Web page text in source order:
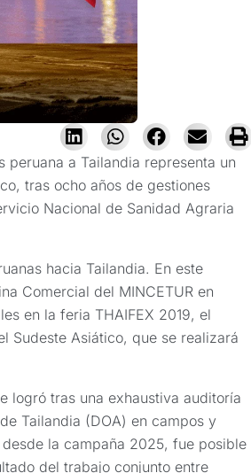
peruana a Tailandia representa un
tras ocho años de gestiones
Nacional de Sanidad Agraria
hacia Tailandia. En este
Comercial del MINCETUR en
en la feria THAIFEX 2019, el
Sudeste Asiático, que se realizará
logró tras una exhaustiva auditoría
Tailandia (DOA) en campos y
la campaña 2025, fue posible
del trabajo conjunto entre